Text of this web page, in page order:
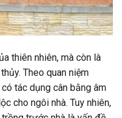
thiên nhiên, mà còn là
Theo quan niệm
có tác dụng cân bằng âm
cho ngôi nhà. Tuy nhiên,